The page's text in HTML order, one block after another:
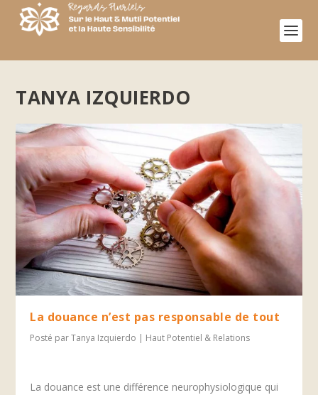
TANYA IZQUIERDO
La douance n’est pas responsable de tout
Posté parTanya Izquierdo | Haut Potentiel & Relations
La douance est une différence neurophysiologique qui